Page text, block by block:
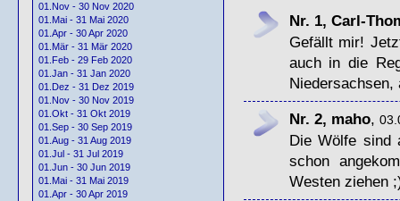
01.Nov - 30 Nov 2020
01.Mai - 31 Mai 2020
01.Apr - 30 Apr 2020
01.Mär - 31 Mär 2020
01.Feb - 29 Feb 2020
01.Jan - 31 Jan 2020
01.Dez - 31 Dez 2019
01.Nov - 30 Nov 2019
01.Okt - 31 Okt 2019
01.Sep - 30 Sep 2019
01.Aug - 31 Aug 2019
01.Jul - 31 Jul 2019
01.Jun - 30 Jun 2019
01.Mai - 31 Mai 2019
01.Apr - 30 Apr 2019
Nr. 1, Carl-
Gefällt mir!
auch in die
Niedersachsen,
Nr. 2, maho,
Die Wölfe sind
schon
Westen ziehen